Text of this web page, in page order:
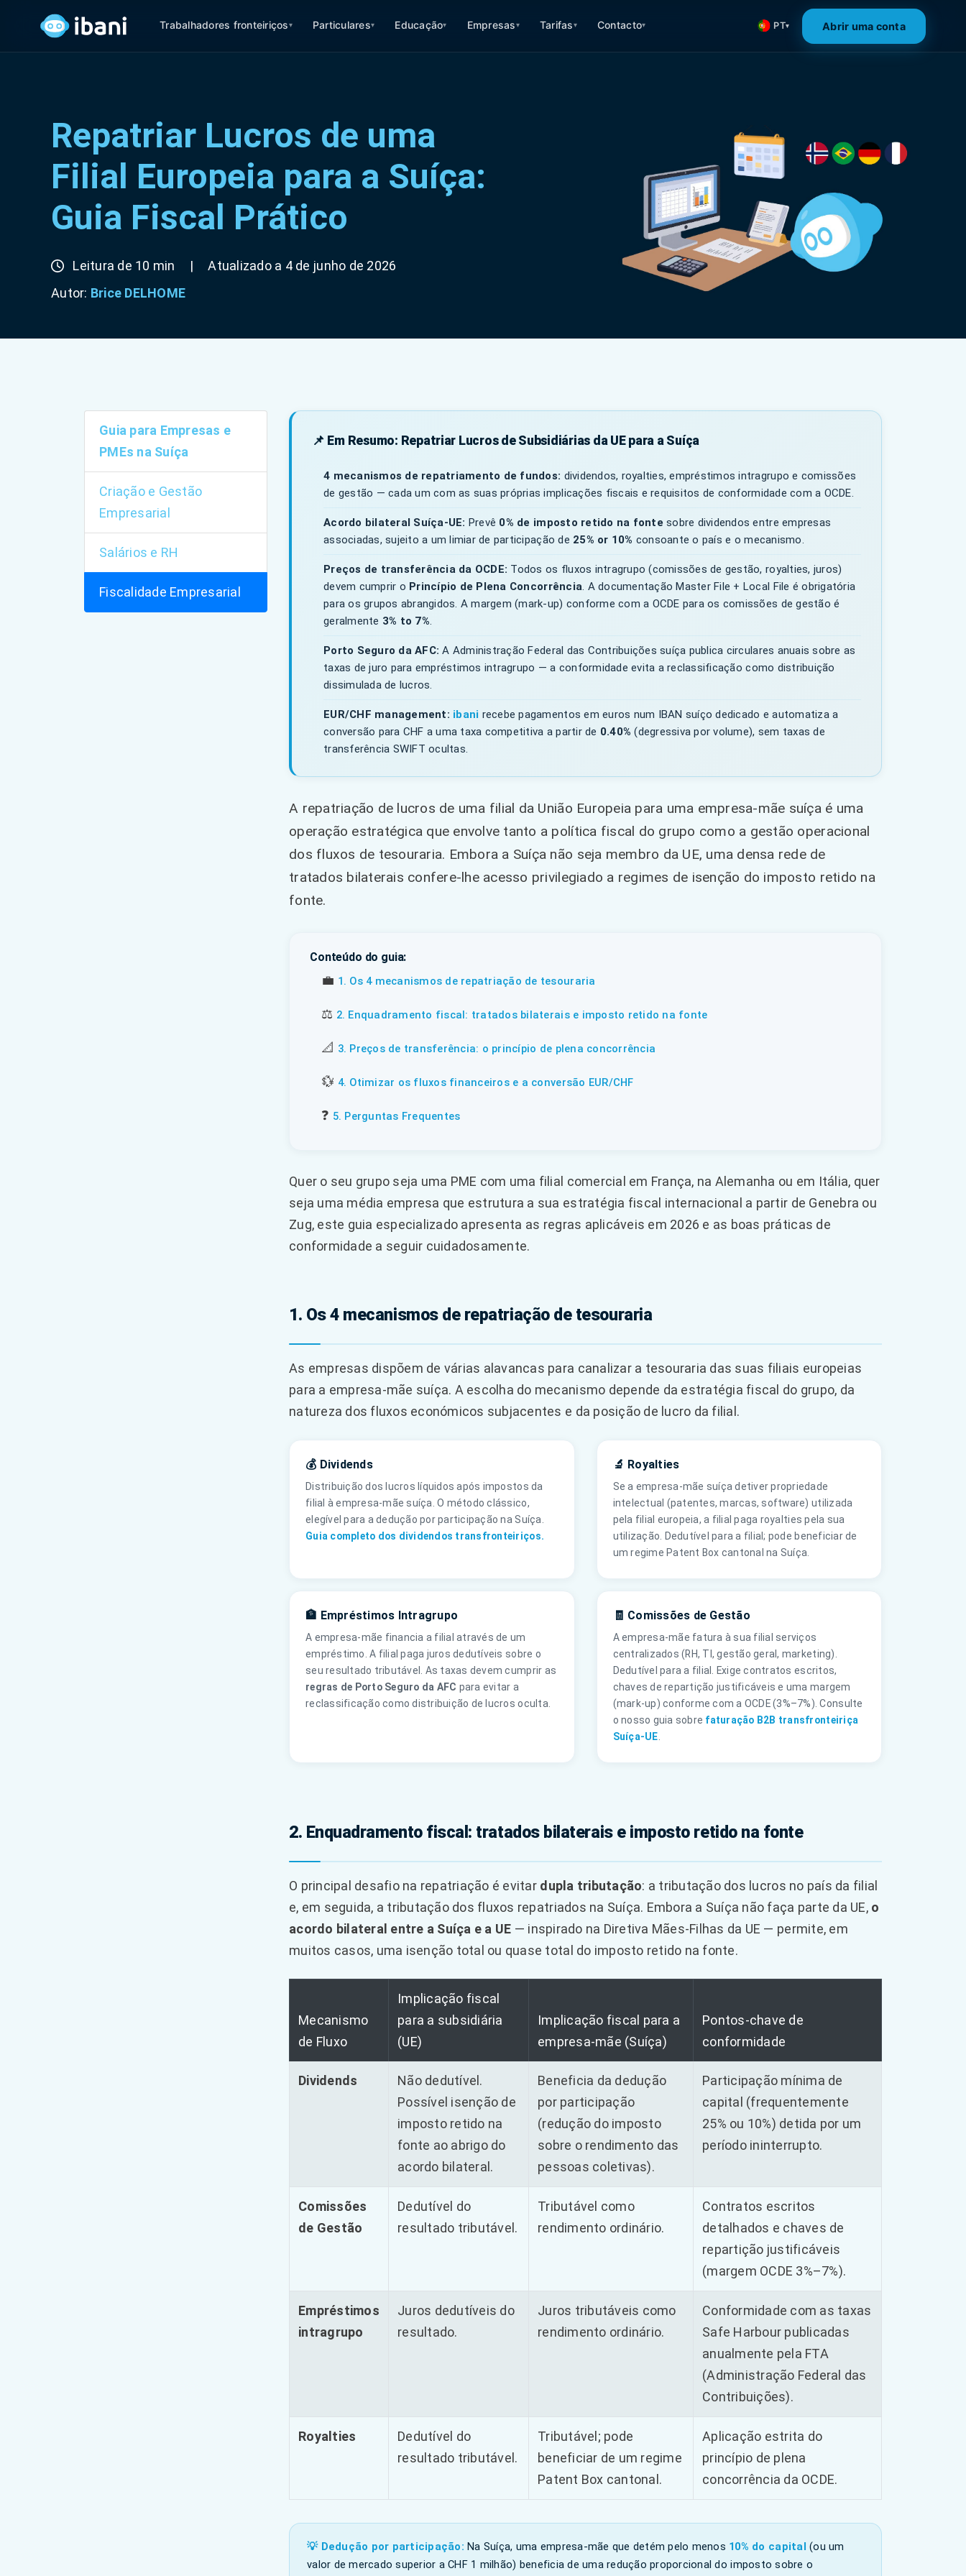
Trabalhadores fronteiriços▾ Particulares▾ Educação▾ Empresas▾ Tarifas▾ Contacto▾ PT▾ Abrir uma conta
Repatriar Lucros de uma
Filial Europeia para a Suíça:
Guia Fiscal Prático
Leitura de 10 min |
Atualizado a 4 de junho de 2026
Autor: Brice DELHOME
Guia para Empresas e
PMEs na Suíça
Criação e Gestão
Empresarial
Salários e RH
Fiscalidade Empresarial
📌 Em Resumo: Repatriar Lucros de Subsidiárias da UE para a Suíça
4 mecanismos de repatriamento de fundos: dividendos, royalties, empréstimos intragrupo e comissões
de gestão — cada um com as suas próprias implicações fiscais e requisitos de conformidade com a OCDE.
Acordo bilateral Suíça-UE: Prevê 0% de imposto retido na fonte sobre dividendos entre empresas
associadas, sujeito a um limiar de participação de 25% or 10% consoante o país e o mecanismo.
Preços de transferência da OCDE: Todos os fluxos intragrupo (comissões de gestão, royalties, juros)
devem cumprir o Princípio de Plena Concorrência. A documentação Master File + Local File é obrigatória
para os grupos abrangidos. A margem (mark-up) conforme com a OCDE para os comissões de gestão é
geralmente 3% to 7%.
Porto Seguro da AFC: A Administração Federal das Contribuições suíça publica circulares anuais sobre as
taxas de juro para empréstimos intragrupo — a conformidade evita a reclassificação como distribuição
dissimulada de lucros.
EUR/CHF management: ibani recebe pagamentos em euros num IBAN suíço dedicado e automatiza a
conversão para CHF a uma taxa competitiva a partir de 0.40% (degressiva por volume), sem taxas de
transferência SWIFT ocultas.
A repatriação de lucros de uma filial da União Europeia para uma empresa-mãe suíça é uma
operação estratégica que envolve tanto a política fiscal do grupo como a gestão operacional
dos fluxos de tesouraria. Embora a Suíça não seja membro da UE, uma densa rede de
tratados bilaterais confere-lhe acesso privilegiado a regimes de isenção do imposto retido na
fonte.
Conteúdo do guia:
💼 1. Os 4 mecanismos de repatriação de tesouraria
⚖️ 2. Enquadramento fiscal: tratados bilaterais e imposto retido na fonte
📐 3. Preços de transferência: o princípio de plena concorrência
💱 4. Otimizar os fluxos financeiros e a conversão EUR/CHF
❓ 5. Perguntas Frequentes
Quer o seu grupo seja uma PME com uma filial comercial em França, na Alemanha ou em Itália, quer
seja uma média empresa que estrutura a sua estratégia fiscal internacional a partir de Genebra ou
Zug, este guia especializado apresenta as regras aplicáveis em 2026 e as boas práticas de
conformidade a seguir cuidadosamente.
1. Os 4 mecanismos de repatriação de tesouraria
As empresas dispõem de várias alavancas para canalizar a tesouraria das suas filiais europeias
para a empresa-mãe suíça. A escolha do mecanismo depende da estratégia fiscal do grupo, da
natureza dos fluxos económicos subjacentes e da posição de lucro da filial.
💰 Dividends
Distribuição dos lucros líquidos após impostos da
filial à empresa-mãe suíça. O método clássico,
elegível para a dedução por participação na Suíça.
Guia completo dos dividendos transfronteiriços.
🔬 Royalties
Se a empresa-mãe suíça detiver propriedade
intelectual (patentes, marcas, software) utilizada
pela filial europeia, a filial paga royalties pela sua
utilização. Dedutível para a filial; pode beneficiar de
um regime Patent Box cantonal na Suíça.
🏦 Empréstimos Intragrupo
A empresa-mãe financia a filial através de um
empréstimo. A filial paga juros dedutíveis sobre o
seu resultado tributável. As taxas devem cumprir as
regras de Porto Seguro da AFC para evitar a
reclassificação como distribuição de lucros oculta.
🧾 Comissões de Gestão
A empresa-mãe fatura à sua filial serviços
centralizados (RH, TI, gestão geral, marketing).
Dedutível para a filial. Exige contratos escritos,
chaves de repartição justificáveis e uma margem
(mark-up) conforme com a OCDE (3%–7%). Consulte
o nosso guia sobre faturação B2B transfronteiriça
Suíça-UE
2. Enquadramento fiscal: tratados bilaterais e imposto retido na fonte
O principal desafio na repatriação é evitar dupla tributação: a tributação dos lucros no país da filial
e, em seguida, a tributação dos fluxos repatriados na Suíça. Embora a Suíça não faça parte da UE, o
acordo bilateral entre a Suíça e a UE — inspirado na Diretiva Mães-Filhas da UE — permite, em
muitos casos, uma isenção total ou quase total do imposto retido na fonte.
Mecanismo
de Fluxo
Implicação fiscal
para a subsidiária
(UE)
Implicação fiscal para a
empresa-mãe (Suíça)
Pontos-chave de
conformidade
Dividends
Não dedutível.
Possível isenção de
imposto retido na
fonte ao abrigo do
acordo bilateral.
Beneficia da dedução
por participação
(redução do imposto
sobre o rendimento das
pessoas coletivas).
Participação mínima de
capital (frequentemente
25% ou 10%) detida por um
período ininterrupto.
Comissões
de Gestão
Dedutível do
resultado tributável.
Tributável como
rendimento ordinário.
Contratos escritos
detalhados e chaves de
repartição justificáveis
(margem OCDE 3%–7%).
Empréstimos
intragrupo
Juros dedutíveis do
resultado.
Juros tributáveis como
rendimento ordinário.
Conformidade com as taxas
Safe Harbour publicadas
anualmente pela FTA
(Administração Federal das
Contribuições).
Royalties
Dedutível do
resultado tributável.
Tributável; pode
beneficiar de um regime
Patent Box cantonal.
Aplicação estrita do
princípio de plena
concorrência da OCDE.
💡 Dedução por participação: Na Suíça, uma empresa-mãe que detém pelo menos 10% do capital (ou um
valor de mercado superior a CHF 1 milhão) beneficia de uma redução proporcional do imposto sobre o